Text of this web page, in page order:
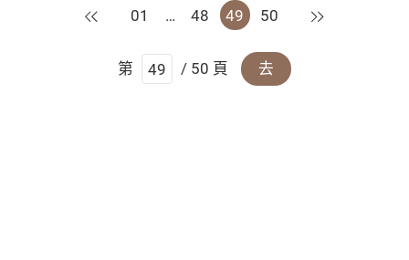
上一頁
01 … 48 49 50 下一頁
第 / 50 頁 去